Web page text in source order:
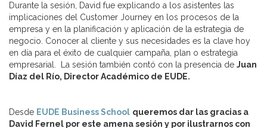
Durante la sesión, David fue explicando a los asistentes las
implicaciones del Customer Journey en los procesos de la
empresa y en la planificación y aplicación de la estrategia de
negocio. Conocer al cliente y sus necesidades es la clave hoy
en día para el éxito de cualquier campaña, plan o estrategia
empresarial. La sesión también contó con la presencia de Juan
Díaz del Río, Director Académico de EUDE.
Desde EUDE Business School queremos dar las gracias a
David Fernel por este amena sesión y por ilustrarnos con